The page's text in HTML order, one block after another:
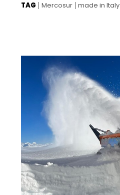
TAG Mercosur made in Italy